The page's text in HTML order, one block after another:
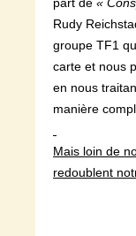
Rudy
groupe TF1
carte et nous
en nous
manière
Mais loin de
redoublent